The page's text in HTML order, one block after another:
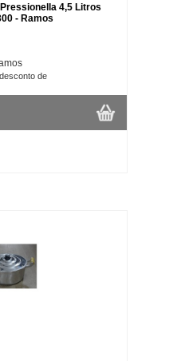
4,5 Litros
- Ramos
de